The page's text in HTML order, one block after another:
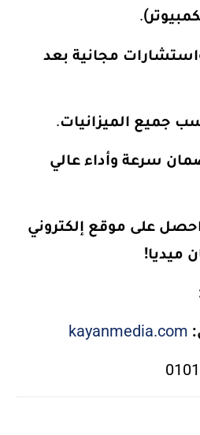
.
مجانية بعد
جميع الميزانيات.
سرعة وأداء عالي
على موقع إلكتروني
ميديا!
kayanmedia.com